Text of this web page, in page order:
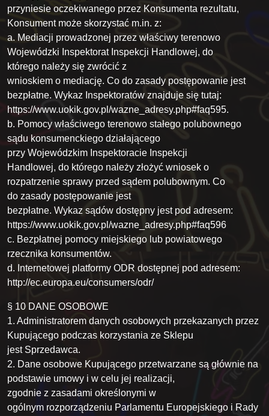
przyniesie oczekiwanego przez Konsumenta rezultatu,
Konsument może skorzystać m.in. z:
a. Mediacji prowadzonej przez właściwy terenowo
Wojewódzki Inspektorat Inspekcji Handlowej, do
którego należy się zwrócić z
wnioskiem o mediację. Co do zasady postępowanie jest
bezpłatne. Wykaz Inspektoratów znajduje się tutaj:
https://www.uokik.gov.pl/wazne_adresy.php#faq595.
b. Pomocy właściwego terenowo stałego polubownego
sądu konsumenckiego działającego
przy Wojewódzkim Inspektoracie Inspekcji
Handlowej, do którego należy złożyć wniosek o
rozpatrzenie sprawy przed sądem polubownym. Co
do zasady postępowanie jest
bezpłatne. Wykaz sądów dostępny jest pod adresem:
https://www.uokik.gov.pl/wazne_adresy.php#faq596
c. Bezpłatnej pomocy miejskiego lub powiatowego
rzecznika konsumentów.
d. Internetowej platformy ODR dostępnej pod adresem:
http://ec.europa.eu/consumers/odr/
§ 10 DANE OSOBOWE
1. Administratorem danych osobowych przekazanych przez
Kupującego podczas korzystania ze Sklepu
jest Sprzedawca.
2. Dane osobowe Kupującego przetwarzane są głównie na
podstawie umowy i w celu jej realizacji,
zgodnie z zasadami określonymi w
ogólnym rozporządzeniu Parlamentu Europejskiego i Rady